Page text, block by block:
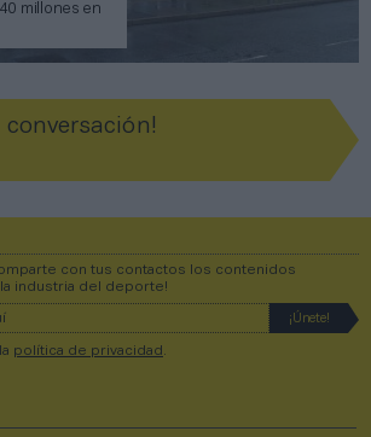
millones en
conversación!
con tus contactos los contenidos
industria del deporte!
política de privacidad